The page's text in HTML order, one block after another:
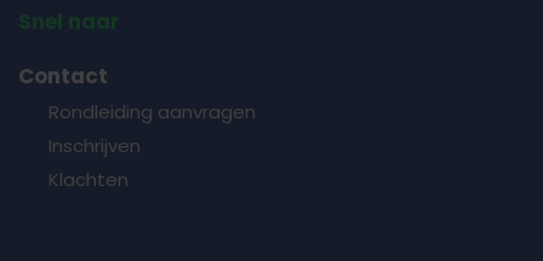
Snel naar
Contact
Rondleiding aanvragen
Inschrijven
Klachten